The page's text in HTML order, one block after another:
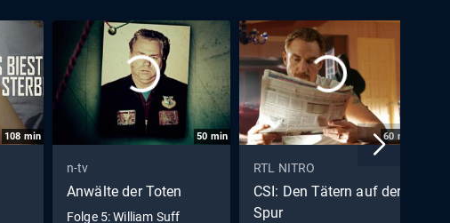
108 min 50 min
n-tv
Anwälte der Toten
Folge 5: William Suff
60 min
RTL NITRO
CSI: Den Tätern auf der
Spur